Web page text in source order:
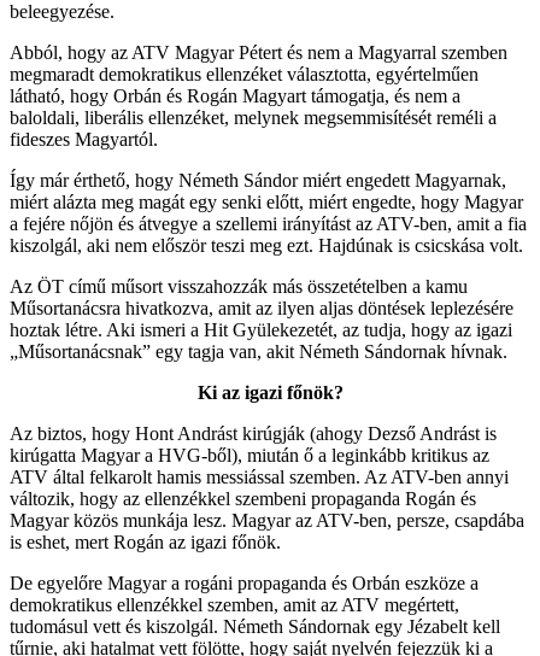
beleegyezése.
Abból, hogy az ATV Magyar Pétert és nem a Magyarral szemben
megmaradt demokratikus ellenzéket választotta, egyértelműen
látható, hogy Orbán és Rogán Magyart támogatja, és nem a
baloldali, liberális ellenzéket, melynek megsemmisítését reméli a
fideszes Magyartól.
Így már érthető, hogy Németh Sándor miért engedett Magyarnak,
miért alázta meg magát egy senki előtt, miért engedte, hogy Magyar
a fejére nőjön és átvegye a szellemi irányítást az ATV-ben, amit a fia
kiszolgál, aki nem először teszi meg ezt. Hajdúnak is csicskása volt.
Az ÖT című műsort visszahozzák más összetételben a kamu
Műsortanácsra hivatkozva, amit az ilyen aljas döntések leplezésére
hoztak létre. Aki ismeri a Hit Gyülekezetét, az tudja, hogy az igazi
„Műsortanácsnak” egy tagja van, akit Németh Sándornak hívnak.
Ki az igazi főnök?
Az biztos, hogy Hont Andrást kirúgják (ahogy Dezső Andrást is
kirúgatta Magyar a HVG-ből), miután ő a leginkább kritikus az
ATV által felkarolt hamis messiással szemben. Az ATV-ben annyi
változik, hogy az ellenzékkel szembeni propaganda Rogán és
Magyar közös munkája lesz. Magyar az ATV-ben, persze, csapdába
is eshet, mert Rogán az igazi főnök.
De egyelőre Magyar a rogáni propaganda és Orbán eszköze a
demokratikus ellenzékkel szemben, amit az ATV megértett,
tudomásul vett és kiszolgál. Németh Sándornak egy Jézabelt kell
tűrnie, aki hatalmat vett fölötte, hogy saját nyelvén fejezzük ki a